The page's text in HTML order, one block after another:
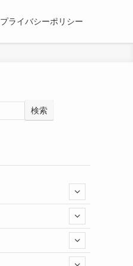
プライバシーポリシー
検索